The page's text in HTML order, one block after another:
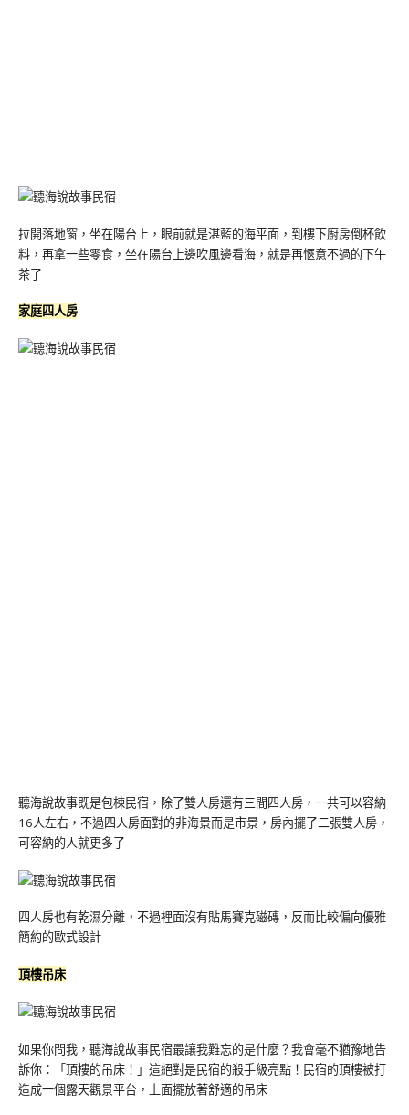
拉開落地窗，坐在陽台上，眼前就是湛藍的海平面，到樓下廚房倒杯飲
料，再拿一些零食，坐在陽台上邊吹風邊看海，就是再愜意不過的下午
茶了
家庭四人房
聽海說故事既是包棟民宿，除了雙人房還有三間四人房，一共可以容納
16人左右，不過四人房面對的非海景而是市景，房內擺了二張雙人房，
可容納的人就更多了
四人房也有乾濕分離，不過裡面沒有貼馬賽克磁磚，反而比較偏向優雅
簡約的歐式設計
頂樓吊床
如果你問我，聽海說故事民宿最讓我難忘的是什麼？我會毫不猶豫地告
訴你：「頂樓的吊床！」這絕對是民宿的殺手級亮點！民宿的頂樓被打
造成一個露天觀景平台，上面擺放著舒適的吊床